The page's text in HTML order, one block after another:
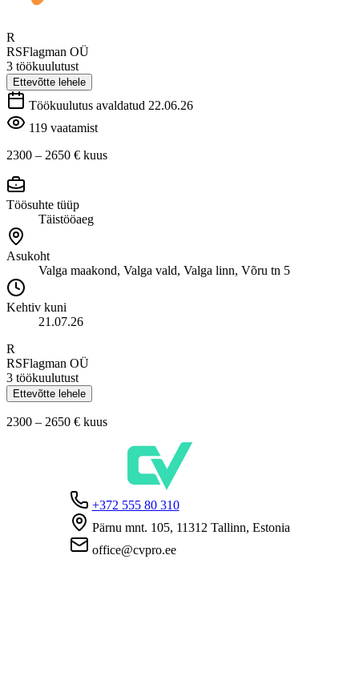
R
RSFlagman OÜ
3 töökuulutust
Ettevõtte lehele
Töökuulutus avaldatud 22.06.26
119 vaatamist
2300 – 2650 € kuus
Töösuhte tüüp
Täistööaeg
Asukoht
Valga maakond, Valga vald, Valga linn, Võru tn 5
Kehtiv kuni
21.07.26
R
RSFlagman OÜ
3 töökuulutust
Ettevõtte lehele
2300 – 2650 € kuus
+372 555 80 310
Pärnu mnt. 105, 11312 Tallinn, Estonia
office@cvpro.ee